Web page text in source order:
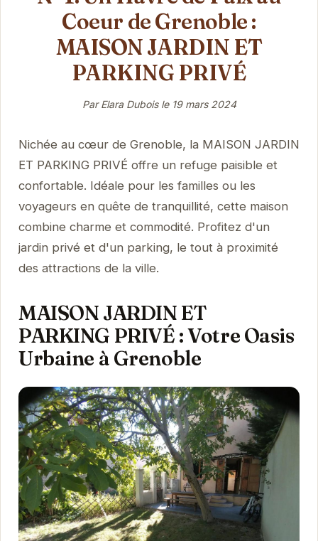
Coeur de Grenoble :
MAISON JARDIN ET
PARKING PRIVÉ
Par Elara Dubois le 19 mars 2024
Nichée au cœur de Grenoble, la MAISON JARDIN
ET PARKING PRIVÉ offre un refuge paisible et
confortable. Idéale pour les familles ou les
voyageurs en quête de tranquillité, cette maison
combine charme et commodité. Profitez d'un
jardin privé et d'un parking, le tout à proximité
des attractions de la ville.
MAISON JARDIN ET
PARKING PRIVÉ : Votre Oasis
Urbaine à Grenoble